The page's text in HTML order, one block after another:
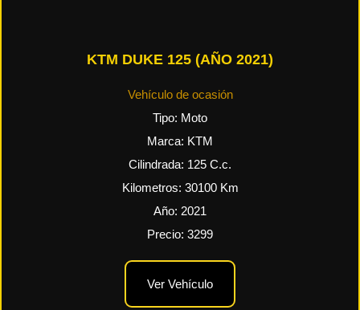
KTM DUKE 125 (AÑO 2021)
Vehículo de ocasión
Tipo: Moto
Marca: KTM
Cilindrada: 125 C.c.
Kilometros: 30100Km
Año: 2021
Precio: 3299
Ver Vehículo